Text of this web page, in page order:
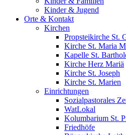
Kinder & Jugend
Orte & Kontakt
Kirchen
Propsteikirche St.
Kirche St. Maria
Kapelle St.
Kirche Herz Mariä
Kirche St. Joseph
Kirche St. Marien
Einrichtungen
Sozialpastorales
WatLokal
Kolumbarium St.
Friedhöfe